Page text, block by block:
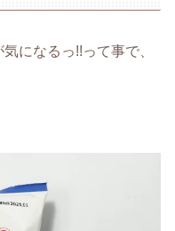
になるっ!!って事で、